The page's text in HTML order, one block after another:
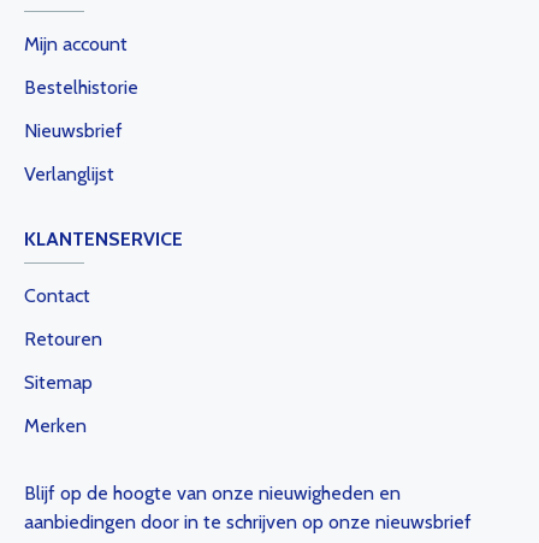
Mijn account
Bestelhistorie
Nieuwsbrief
Verlanglijst
KLANTENSERVICE
Contact
Retouren
Sitemap
Merken
Blijf op de hoogte van onze nieuwigheden en
aanbiedingen door in te schrijven op onze nieuwsbrief